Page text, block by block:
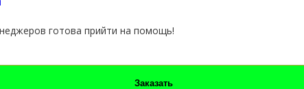
готова прийти на помощь!
Заказать